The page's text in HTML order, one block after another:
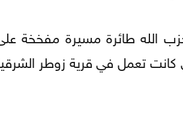
الله طائرة مسيرة مفخخة
كانت تعمل في قرية زوطر